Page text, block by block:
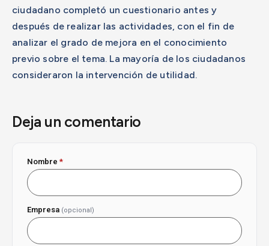
ciudadano completó un cuestionario antes y
después de realizar las actividades, con el fin de
analizar el grado de mejora en el conocimiento
previo sobre el tema. La mayoría de los ciudadanos
consideraron la intervención de utilidad.
Deja un comentario
Nombre*
Empresa (opcional)